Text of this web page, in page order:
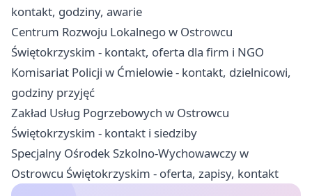
kontakt, godziny, awarie
Centrum Rozwoju Lokalnego w Ostrowcu
Świętokrzyskim - kontakt, oferta dla firm i NGO
Komisariat Policji w Ćmielowie - kontakt, dzielnicowi,
godziny przyjęć
Zakład Usług Pogrzebowych w Ostrowcu
Świętokrzyskim - kontakt i siedziby
Specjalny Ośrodek Szkolno-Wychowawczy w
Ostrowcu Świętokrzyskim - oferta, zapisy, kontakt